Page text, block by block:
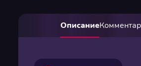
Описание